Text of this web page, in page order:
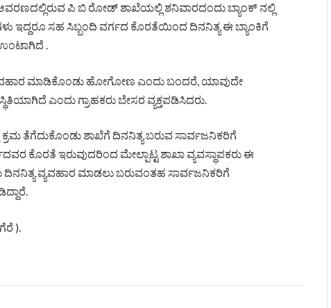
ಪಿ ಬಿ ರೋಡ್ ಶಾಖೆಯಲ್ಲಿ ಶನಿವಾರದಂದು ಬ್ಯಾಂಕ್ ನಲ್ಲಿ
ಇದ್ದರೂ ಸಹ ಸಿಬ್ಬಂದಿ ವರ್ಗದ ಕೊರತೆಯಿಂದ ದಿನನಿತ್ಯ ಈ ಬ್ಯಾಂಕಿಗೆ
.
ಮಾಡಿಕೊಂಡು ಹೋಗೋಣ ಎಂದು ಬಂದರೆ, ಯಾವುದೇ
ಎಂದು ಗ್ರಾಹಕರು ಬೇಸರ ವ್ಯಕ್ತಪಡಿಸಿದರು.
ಕ್ರಮ ತೆಗೆದುಕೊಂಡು ಶಾಖೆಗೆ ದಿನನಿತ್ಯ ಬರುವ ಸಾರ್ವಜನಿಕರಿಗೆ
ಕೊರತೆ ಇರುವುದರಿಂದ ಮೇಲ್ಪಾಟ್ಟ ಶಾಖಾ ವ್ಯವಸ್ಥಾಪಕರು ಈ
ವ್ಯವಹಾರ ಮಾಡಲು ಬರುವಂತಹ ಸಾರ್ವಜನಿಕರಿಗೆ
).